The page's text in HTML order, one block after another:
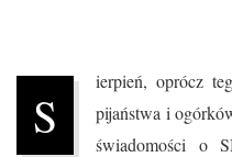
S
ierpień, oprócz
pijaństwa i
świadomości o